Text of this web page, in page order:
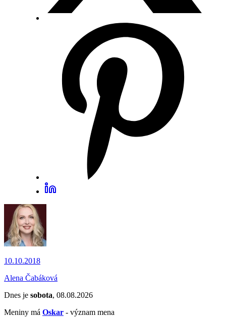
10.10.2018
Alena Čabáková
Dnes je sobota, 08.08.2026
Meniny má Oskar - význam mena